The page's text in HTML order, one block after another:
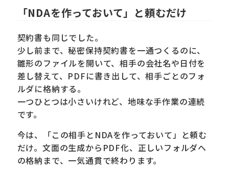
「NDAを作っておいて」と頼むだけ
契約書も同じでした。
少し前まで、秘密保持契約書を一通つくるのに、
雛形のファイルを開いて、相手の会社名や日付を
差し替えて、PDFに書き出して、相手ごとのフォ
ルダに格納する。
一つひとつは小さいけれど、地味な手作業の連続
です。
今は、「この相手とNDAを作っておいて」と頼む
だけ。文面の生成からPDF化、正しいフォルダへ
の格納まで、一気通貫で終わります。